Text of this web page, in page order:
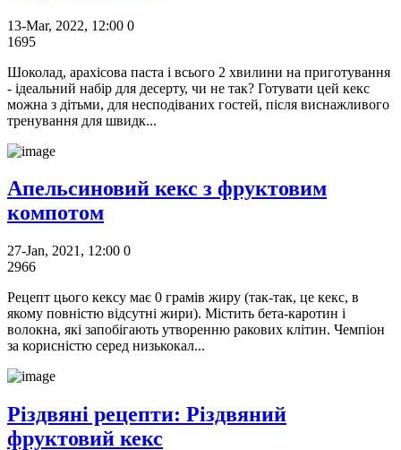
13-Mar, 2022, 12:00 0
1695
Шоколад, арахісова паста і всього 2 хвилини на приготування
- ідеальний набір для десерту, чи не так? Готувати цей кекс
можна з дітьми, для несподіваних гостей, після виснажливого
тренування для швидк...
Апельсиновий кекс з фруктовим
компотом
27-Jan, 2021, 12:00 0
2966
Рецепт цього кексу має 0 грамів жиру (так-так, це кекс, в
якому повністю відсутні жири). Містить бета-каротин і
волокна, які запобігають утворенню ракових клітин. Чемпіон
за корисністю серед низькокал...
Різдвяні рецепти: Різдвяний
фруктовий кекс